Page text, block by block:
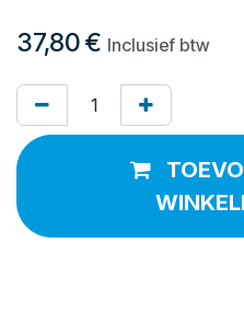
37,80€ Inclusief btw